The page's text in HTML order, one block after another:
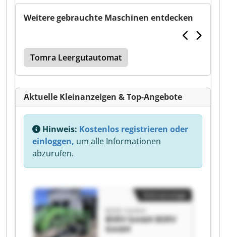
Weitere gebrauchte Maschinen entdecken
Tomra Leergutautomat
Aktuelle Kleinanzeigen & Top-Angebote
Hinweis: Kostenlos registrieren oder
einloggen, um alle Informationen
abzurufen.
BSRV GmbH BSRV
GmbH